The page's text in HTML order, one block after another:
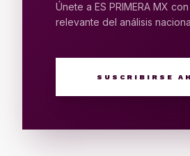
Únete a ES PRIMERA MX
relevante del análisis
SUSCRIBIRSE